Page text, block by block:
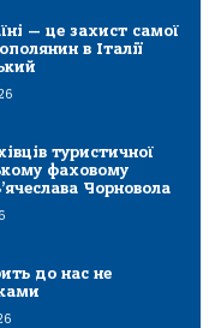
— це захист самої
в Італії
туристичної
фаховому
Чорновола
до нас не